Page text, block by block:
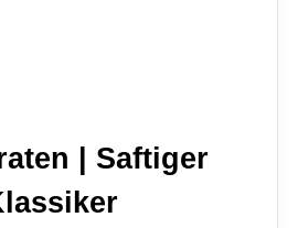
| Saftiger